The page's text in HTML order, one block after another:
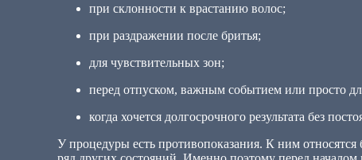
при склонности к врастанию волос;
при раздражении после бритья;
для чувствительных зон;
перед отпуском, важным событием или просто
когда хочется долгосрочного результата без
У процедуры есть противопоказания. К ним